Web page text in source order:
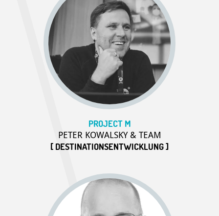
PROJECT M
PETER KOWALSKY & TEAM
[ DESTINATIONSENTWICKLUNG ]